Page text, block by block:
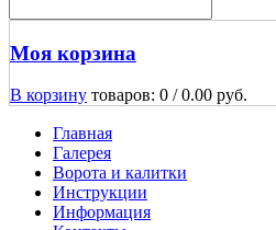
Моя корзина
В корзину товаров: 0 /0.00 руб.
Главная
Галерея
Ворота и калитки
Инструкции
Информация